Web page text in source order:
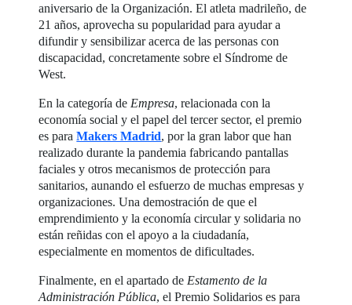
aniversario de la Organización. El atleta madrileño, de
21 años, aprovecha su popularidad para ayudar a
difundir y sensibilizar acerca de las personas con
discapacidad, concretamente sobre el Síndrome de
West.
En la categoría de Empresa, relacionada con la
economía social y el papel del tercer sector, el premio
es paraMakers Madrid, por la gran labor que han
realizado durante la pandemia fabricando pantallas
faciales y otros mecanismos de protección para
sanitarios, aunando el esfuerzo de muchas empresas y
organizaciones. Una demostración de que el
emprendimiento y la economía circular y solidaria no
están reñidas con el apoyo a la ciudadanía,
especialmente en momentos de dificultades.
Finalmente, en el apartado de Estamento de la
Administración Pública, el Premio Solidarios es para